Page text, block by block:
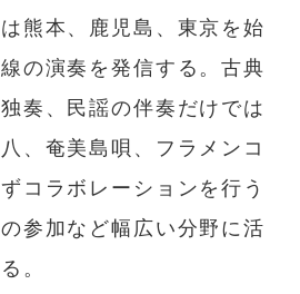
熊本、鹿児島、東京を始
の演奏を発信する。古典
奏、民謡の伴奏だけでは
、奄美島唄、フラメンコ
コラボレーションを行う
参加など幅広い分野に活
。